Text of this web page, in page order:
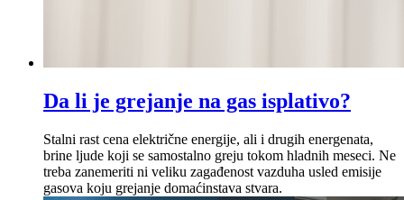
Da li je grejanje na gas isplativo?
Stalni rast cena električne energije, ali i drugih energenata,
brine ljude koji se samostalno greju tokom hladnih meseci. Ne
treba zanemeriti ni veliku zagađenost vazduha usled emisije
gasova koju grejanje domaćinstava stvara.